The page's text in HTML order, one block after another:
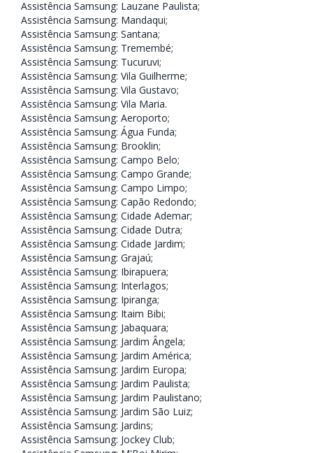
Assistência Samsung: Lauzane Paulista;
Assistência Samsung: Mandaqui;
Assistência Samsung: Santana;
Assistência Samsung: Tremembé;
Assistência Samsung: Tucuruvi;
Assistência Samsung: Vila Guilherme;
Assistência Samsung: Vila Gustavo;
Assistência Samsung: Vila Maria.
Assistência Samsung: Aeroporto;
Assistência Samsung: Água Funda;
Assistência Samsung: Brooklin;
Assistência Samsung: Campo Belo;
Assistência Samsung: Campo Grande;
Assistência Samsung: Campo Limpo;
Assistência Samsung: Capão Redondo;
Assistência Samsung: Cidade Ademar;
Assistência Samsung: Cidade Dutra;
Assistência Samsung: Cidade Jardim;
Assistência Samsung: Grajaú;
Assistência Samsung: Ibirapuera;
Assistência Samsung: Interlagos;
Assistência Samsung: Ipiranga;
Assistência Samsung: Itaim Bibi;
Assistência Samsung: Jabaquara;
Assistência Samsung: Jardim Ângela;
Assistência Samsung: Jardim América;
Assistência Samsung: Jardim Europa;
Assistência Samsung: Jardim Paulista;
Assistência Samsung: Jardim Paulistano;
Assistência Samsung: Jardim São Luiz;
Assistência Samsung: Jardins;
Assistência Samsung: Jockey Club;